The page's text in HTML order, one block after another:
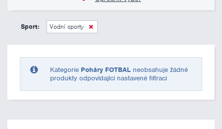
135 Kč
Sport: Vodní sporty
Kategorie Poháry FOTBAL neobsahuje žádné
produkty odpovídající nastavené filtraci